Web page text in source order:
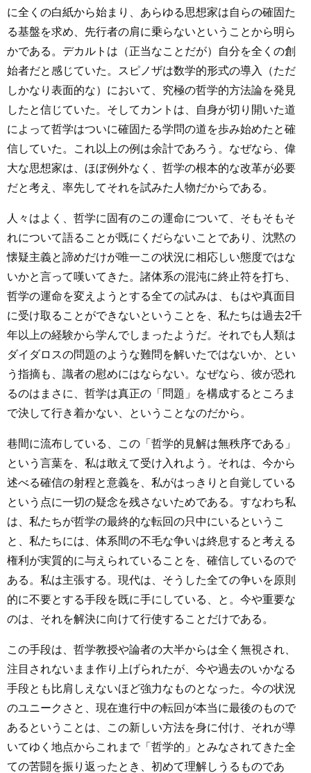
に全くの白紙から始まり、あらゆる思想家は自らの確固た
る基盤を求め、先行者の肩に乗らないということから明ら
かである。デカルトは（正当なことだが）自分を全くの創
始者だと感じていた。スピノザは数学的形式の導入（ただ
しかなり表面的な）において、究極の哲学的方法論を発見
したと信じていた。そしてカントは、自身が切り開いた道
によって哲学はついに確固たる学問の道を歩み始めたと確
信していた。これ以上の例は余計であろう。なぜなら、偉
大な思想家は、ほぼ例外なく、哲学の根本的な改革が必要
だと考え、率先してそれを試みた人物だからである。
人々はよく、哲学に固有のこの運命について、そもそもそ
れについて語ることが既にくだらないことであり、沈黙の
懐疑主義と諦めだけが唯一この状況に相応しい態度ではな
いかと言って嘆いてきた。諸体系の混沌に終止符を打ち、
哲学の運命を変えようとする全ての試みは、もはや真面目
に受け取ることができないということを、私たちは過去2千
年以上の経験から学んでしまったようだ。それでも人類は
ダイダロスの問題のような難問を解いたではないか、とい
う指摘も、識者の慰めにはならない。なぜなら、彼が恐れ
るのはまさに、哲学は真正の「問題」を構成するところま
で決して行き着かない、ということなのだから。
巷間に流布している、この「哲学的見解は無秩序である」
という言葉を、私は敢えて受け入れよう。それは、今から
述べる確信の射程と意義を、私がはっきりと自覚している
という点に一切の疑念を残さないためである。すなわち私
は、私たちが哲学の最終的な転回の只中にいるというこ
と、私たちには、体系間の不毛な争いは終息すると考える
権利が実質的に与えられていることを、確信しているので
ある。私は主張する。現代は、そうした全ての争いを原則
的に不要とする手段を既に手にしている、と。今や重要な
のは、それを解決に向けて行使することだけである。
この手段は、哲学教授や論者の大半からは全く無視され、
注目されないまま作り上げられたが、今や過去のいかなる
手段とも比肩しえないほど強力なものとなった。今の状況
のユニークさと、現在進行中の転回が本当に最後のもので
あるということは、この新しい方法を身に付け、それが導
いてゆく地点からこれまで「哲学的」とみなされてきた全
ての苦闘を振り返ったとき、初めて理解しうるものであ